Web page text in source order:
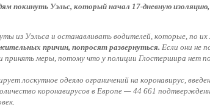
покинуть Уэльс, который начал 17-дневную
из Уэльса и останавливать водителей, которые, по
причин, попросят развернуться. Если они не
принять меры, потому что у полиции Глостершира нет
лоскутное одеяло ограничений на коронавирус,
коронавирусов в Европе — 44 661